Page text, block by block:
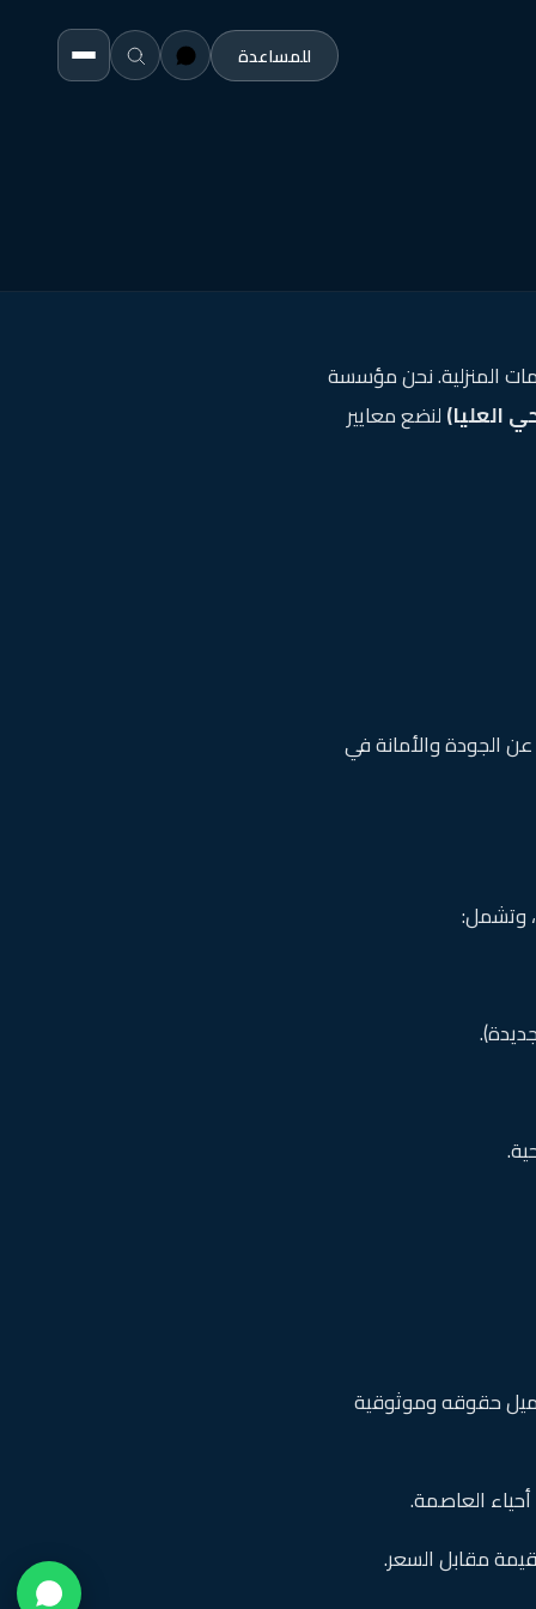
للمساعدة
المنزلية. نحن مؤسسة
العليا)لنضع معايير
الجودة والأمانة في
وتشمل:
حقوقه وموثوقية
العاصمة.
مقابل السعر.